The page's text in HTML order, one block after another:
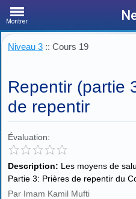
Montrer
Niveau 3 :: Cours 19
Repentir (partie
de repentir
Évaluation:
Description: Les moyens de
Partie 3: Prières de repentir du
Par Imam Kamil Mufti